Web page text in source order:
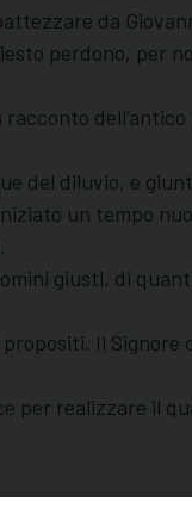
da
perdono, per
racconto
del diluvio, e
un tempo
giusti, di
Il
per realizzare il